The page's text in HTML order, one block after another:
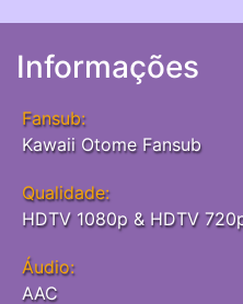
Informações
Fansub:
Kawaii Otome Fansub
Qualidade:
HDTV 1080p & HDTV
Áudio:
AAC